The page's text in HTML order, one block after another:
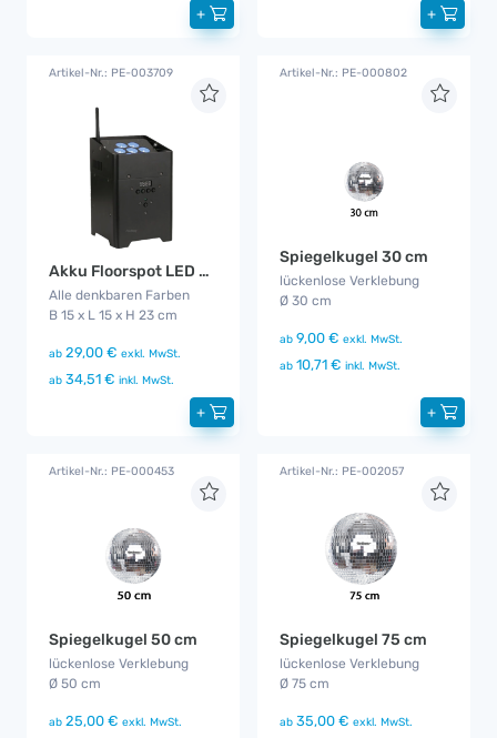
+ +
Artikel-Nr.: PE-003709
Akku Floorspot LED WDMX
Alle denkbaren Farben
B 15 x L 15 x H 23 cm
ab 29,00 € exkl. MwSt.
ab 34,51 € inkl. MwSt.
+
Artikel-Nr.: PE-000802
Spiegelkugel 30 cm
lückenlose Verklebung
Ø 30 cm
ab 9,00 € exkl. MwSt.
ab 10,71 € inkl. MwSt.
+
Artikel-Nr.: PE-000453
Spiegelkugel 50 cm
lückenlose Verklebung
Ø 50 cm
ab 25,00 € exkl. MwSt.
Artikel-Nr.: PE-002057
Spiegelkugel 75 cm
lückenlose Verklebung
Ø 75 cm
ab 35,00 € exkl. MwSt.